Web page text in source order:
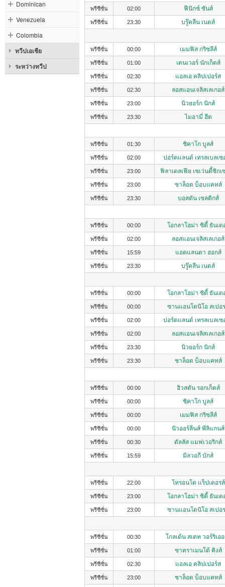
Dominican
Venezuela
Colombia
ทวีปเอเชีย
ระหว่างทวีป
พรีซีซั่น 02:00 ฟีนิกซ์ ซันส์
พรีซีซั่น 23:30 บรู๊คลีน เนตส์
พรีซีซั่น 00:00 เมมฟิส กริซลีส์
พรีซีซั่น 01:00 เดนเวอร์ นักเก็ตส์
พรีซีซั่น 02:30 แอลเอ คลิปเปอร์ส
พรีซีซั่น 02:30 ลอสแอนเจลิสเลเกอส์
พรีซีซั่น 23:00 นิวยอร์ก นิกส์
พรีซีซั่น 23:30 ไมอามี่ ฮีต
พรีซีซั่น 01:30 ชิคาโก บูลส์
พรีซีซั่น 02:00 ปอร์ตแลนด์ เทรลเบลเซ
พรีซีซั่น 23:00 ฟิลาเดลเฟีย เซเว่นตี้ซิกเ
พรีซีซั่น 23:00 ชาล็อต บ็อบแคทส์
พรีซีซั่น 23:30 บอสตัน เซลติกส์
พรีซีซั่น 00:00 โอกลาโฮม่า ซิตี้ ธันเด
พรีซีซั่น 02:00 ลอสแอนเจลิสเลเกอส์
พรีซีซั่น 15:59 แอตแลนตา ฮอกส์
พรีซีซั่น 23:30 บรู๊คลีน เนตส์
พรีซีซั่น 00:00 โอกลาโฮม่า ซิตี้ ธันเด
พรีซีซั่น 00:00 ซานแอนโตนิโอ สเปอ
พรีซีซั่น 02:00 ปอร์ตแลนด์ เทรลเบลเซ
พรีซีซั่น 02:00 ลอสแอนเจลิสเลเกอส์
พรีซีซั่น 23:30 นิวยอร์ก นิกส์
พรีซีซั่น 23:30 ชาล็อต บ็อบแคทส์
พรีซีซั่น 00:00 ฮิวสตัน รอกเก็ตส์
พรีซีซั่น 00:00 ชิคาโก บูลส์
พรีซีซั่น 00:00 เมมฟิส กริซลีส์
พรีซีซั่น 00:00 นิวออร์ลีนส์ พีลิแกนส์
พรีซีซั่น 00:30 ดัลลัส แมฟเวอริกส์
พรีซีซั่น 15:59 มิลวอกี บักส์
พรีซีซั่น 22:00 โทรอนโต แร็ปเตอรส์
พรีซีซั่น 23:00 โอกลาโฮม่า ซิตี้ ธันเด
พรีซีซั่น 23:00 ซานแอนโตนิโอ สเปอ
พรีซีซั่น 00:30 โกลเด้น สเตท วอร์ริเอ
พรีซีซั่น 01:00 ซาคราเมนโต้ คิงส์
พรีซีซั่น 02:30 แอลเอ คลิปเปอร์ส
พรีซีซั่น 23:00 ชาล็อต บ็อบแคทส์